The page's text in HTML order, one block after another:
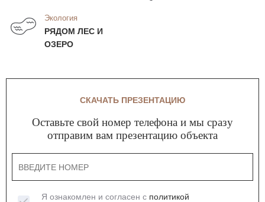
Экология
РЯДОМ ЛЕС И
ОЗЕРО
СКАЧАТЬ ПРЕЗЕНТАЦИЮ
Оставьте свой номер телефона и мы сразу
отправим вам презентацию объекта
Я ознакомлен и согласен с политикой